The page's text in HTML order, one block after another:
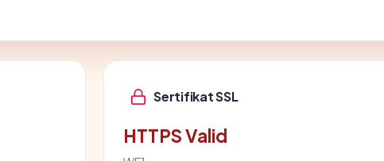
Sertifikat SSL
HTTPS Valid